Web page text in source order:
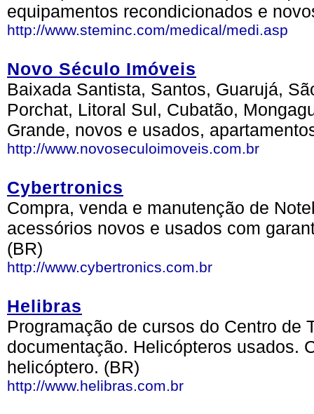
equipamentos recondicionados e
http://www.steminc.com/medical/medi.asp
Novo Século Imóveis
Baixada Santista, Santos, Guarujá,
Porchat, Litoral Sul, Cubatão,
Grande, novos e usados,
http://www.novoseculoimoveis.com.br
Cybertronics
Compra, venda e manutenção de
acessórios novos e usados com
(BR)
http://www.cybertronics.com.br
Helibras
Programação de cursos do Centro de
documentação. Helicópteros usados.
helicóptero. (BR)
http://www.helibras.com.br